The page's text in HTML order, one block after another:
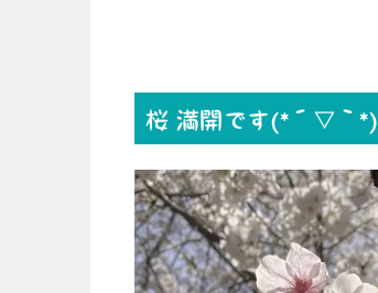
桜 満開です(*´▽｀*)